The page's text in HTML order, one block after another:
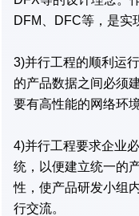
DFM、DFC等，是实
3)并行工程的顺利运
的产品数据之间必须
要有高性能的网络环
4)并行工程要求企业
统，以便建立统一的
性，使产品研发小组
行交流。